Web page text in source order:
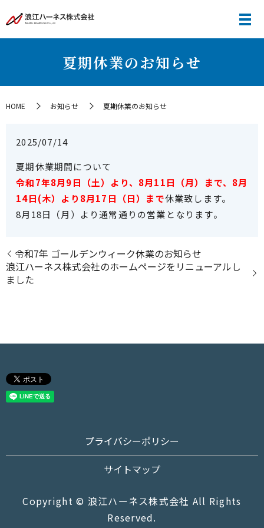
夏期休業のお知らせ
HOME お知らせ 夏期休業のお知らせ
2025/07/14
夏期休業期間について
令和7年8月9日（土）より、8月11日（月）まで、8月
14日(木）より8月17日（日）まで休業致します。
8月18日（月）より通常通りの営業となります。
令和7年 ゴールデンウィーク休業のお知らせ
浪江ハーネス株式会社のホームページをリニューアルし
ました
プライバシーポリシー
サイトマップ
Copyright © 浪江ハーネス株式会社 All Rights
Reserved.